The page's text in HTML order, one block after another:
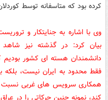
کرده بود که متاسفانه توسط
وی با اشاره به جنایتکار و
بیان کرد: در گذشته نیز
دانشمندان هسته ای کشور بودیم
فقط محدود به ایران نیست،
همکاری سرویس های غربی نسبت
کند، نمونه چنین حرکاتی را در